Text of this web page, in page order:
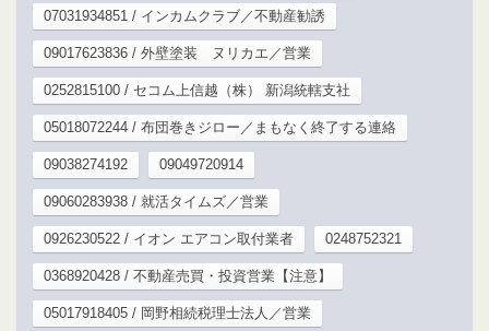
07031934851 / インカムクラブ／不動産勧誘
09017623836 / 外壁塗装 ヌリカエ／営業
0252815100 / セコム上信越（株） 新潟統轄支社
05018072244 / 布団巻きジロー／まもなく終了する連絡
09038274192 09049720914
09060283938 / 就活タイムズ／営業
0926230522 / イオン エアコン取付業者 0248752321
0368920428 / 不動産売買・投資営業【注意】
05017918405 / 岡野相続税理士法人／営業